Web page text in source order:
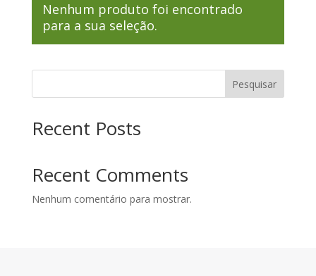
Nenhum produto foi encontrado
para a sua seleção.
Pesquisar
Recent Posts
Recent Comments
Nenhum comentário para mostrar.